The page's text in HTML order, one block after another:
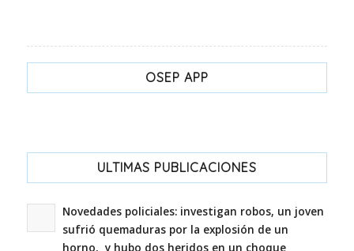
OSEP APP
ULTIMAS PUBLICACIONES
Novedades policiales: investigan robos, un joven
sufrió quemaduras por la explosión de un
horno, y hubo dos heridos en un choque